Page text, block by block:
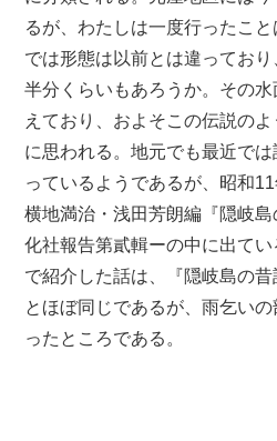
るが、わたしは一度行ったこ
では形態は以前とは違ってお
半分くらいもあろうか。その
えており、およそこの伝説の
に思われる。地元でも最近で
っているようであるが、昭和
横地満治・浅田芳朗編『隠岐
化社報告第貳輯ーの中に出て
で紹介した話は、『隠岐島の
とほぼ同じであるが、雨乞い
ったところである。